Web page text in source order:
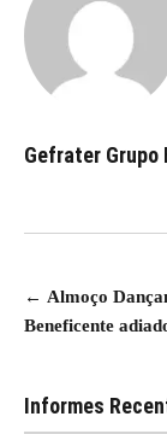
Gefrater Grupo
Navegação
de
← Almoço
Beneficente
Informes